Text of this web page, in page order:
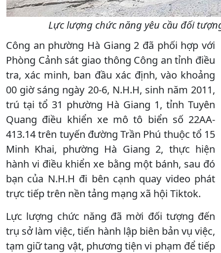
Lực lượng chức năng yêu cầu đối
Công an phường Hà Giang 2 đã phối hợp với
Phòng Cảnh sát giao thông Công an tỉnh điều
tra, xác minh, ban đầu xác định, vào khoảng
00 giờ sáng ngày 20-6, N.H.H, sinh năm 2011,
trú tại tổ 31 phường Hà Giang 1, tỉnh Tuyên
Quang điều khiển xe mô tô biển số 22AA-
413.14 trên tuyến đường Trần Phú thuộc tổ 15
Minh Khai, phường Hà Giang 2, thực hiện
hành vi điều khiển xe bằng một bánh, sau đó
bạn của N.H.H đi bên cạnh quay video phát
trực tiếp trên nền tảng mạng xã hội Tiktok.
Lực lượng chức năng đã mời đối tượng đến
trụ sở làm việc, tiến hành lập biên bản vụ việc,
tạm giữ tang vật, phương tiện vi phạm để tiếp